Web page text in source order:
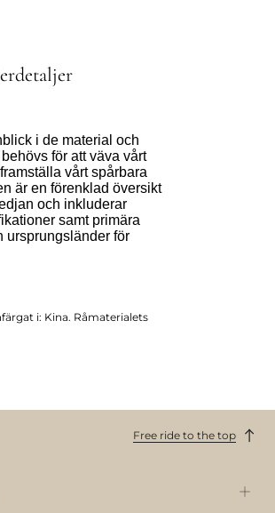
i de material och
för att väva vårt
vårt spårbara
är en förenklad översikt
och inkluderar
samt primära
ursprungsländer för
i: Kina. Råmaterialets
Free ride to the top